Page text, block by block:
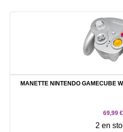
MANETTE NINTENDO GAMECUBE
69,99 €
2 en